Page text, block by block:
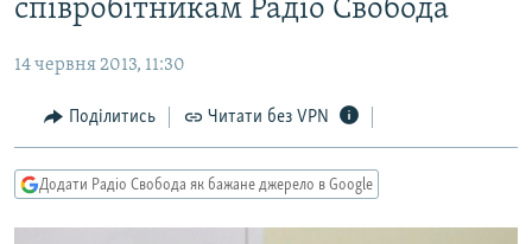
Перейти
до
навігації
Перейти
до
СТАТТІ
ПОЛІТИКА
ЕКОНОМІКА
КУЛЬТУРА
ВІЙНА
РОСІЙСЬКА «ФІЛЬТРАЦІЯ»
КРИМ.РЕАЛІЇ
співробітникам Радіо Свобода
14 червня 2013, 11:30
Поділитись Читати без VPN
Додати Радіо Свобода як бажане джерело в Google